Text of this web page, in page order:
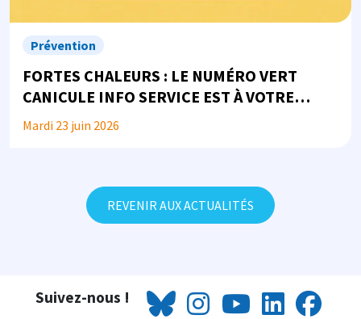
Prévention
FORTES CHALEURS : LE NUMÉRO VERT
CANICULE INFO SERVICE EST À VOTRE
DISPOSITION
Mardi 23 juin 2026
REVENIR AUX ACTUALITÉS
Suivez-nous !